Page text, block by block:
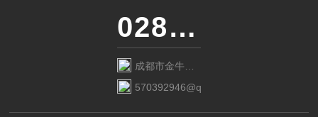
028-87741718
成都市金牛区
金府路799号1
570392946@qq.com